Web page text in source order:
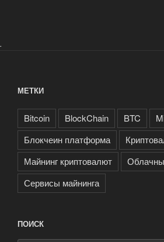
.
МЕТКИ
Bitcoin BlockChain BTC
Блокчеин платформа
Майнинг криптовалют
Сервисы майнинга
ПОИСК